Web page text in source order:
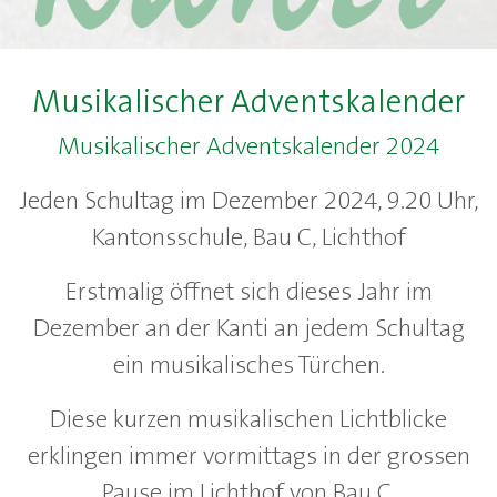
Musikalischer Adventskalender
Musikalischer Adventskalender 2024
Jeden Schultag im Dezember 2024, 9.20 Uhr,
Kantonsschule, Bau C, Lichthof
Erstmalig öffnet sich dieses Jahr im
Dezember an der Kanti an jedem Schultag
ein musikalisches Türchen.
Diese kurzen musikalischen Lichtblicke
erklingen immer vormittags in der grossen